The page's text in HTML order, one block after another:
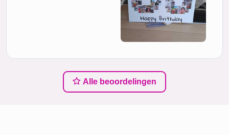
Alle beoordelingen